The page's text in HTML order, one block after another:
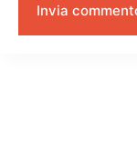
Invia